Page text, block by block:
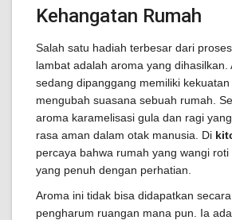
Kehangatan Rumah
Salah satu hadiah terbesar dari
lambat adalah aroma yang dihasilkan.
sedang dipanggang memiliki
mengubah suasana sebuah rumah.
aroma karamelisasi gula dan ragi
rasa aman dalam otak manusia. Di
percaya bahwa rumah yang wangi
yang penuh dengan perhatian.
Aroma ini tidak bisa didapatkan
pengharum ruangan mana pun. Ia